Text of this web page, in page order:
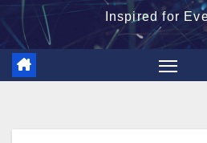
Inspired for